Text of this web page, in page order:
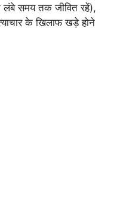
लंबे समय तक जीवित रहें),
के खिलाफ खड़े होने